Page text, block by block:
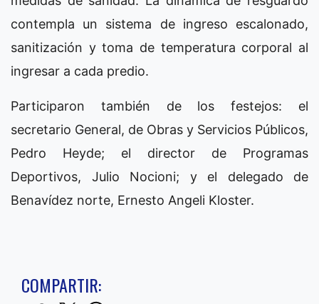
contempla un sistema de ingreso escalonado,
sanitización y toma de temperatura corporal al
ingresar a cada predio.
Participaron también de los festejos: el
secretario General, de Obras y Servicios Públicos,
Pedro Heyde; el director de Programas
Deportivos, Julio Nocioni; y el delegado de
Benavídez norte, Ernesto Angeli Kloster.
COMPARTIR: